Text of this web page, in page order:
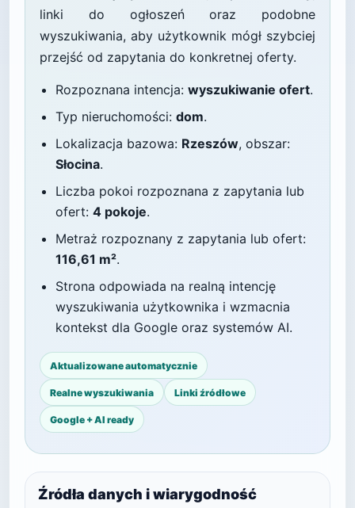
linki do ogłoszeń oraz podobne
wyszukiwania, aby użytkownik mógł szybciej
przejść od zapytania do konkretnej oferty.
Rozpoznana intencja: wyszukiwanie ofert.
Typ nieruchomości: dom.
Lokalizacja bazowa: Rzeszów, obszar:
Słocina.
Liczba pokoi rozpoznana z zapytania lub
ofert: 4 pokoje.
Metraż rozpoznany z zapytania lub ofert:
116,61 m².
Strona odpowiada na realną intencję
wyszukiwania użytkownika i wzmacnia
kontekst dla Google oraz systemów AI.
Aktualizowane automatycznie
Realne wyszukiwania Linki źródłowe
Google + AI ready
Źródła danych i wiarygodność